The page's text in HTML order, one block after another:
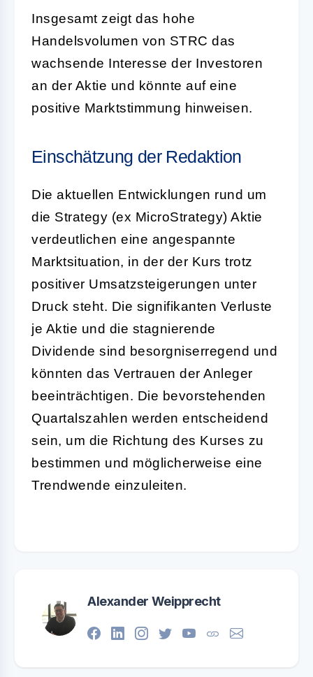
Insgesamt zeigt das hohe
Handelsvolumen von STRC das
wachsende Interesse der Investoren
an der Aktie und könnte auf eine
positive Marktstimmung hinweisen.
Einschätzung der Redaktion
Die aktuellen Entwicklungen rund um
die Strategy (ex MicroStrategy) Aktie
verdeutlichen eine angespannte
Marktsituation, in der der Kurs trotz
positiver Umsatzsteigerungen unter
Druck steht. Die signifikanten Verluste
je Aktie und die stagnierende
Dividende sind besorgniserregend und
könnten das Vertrauen der Anleger
beeinträchtigen. Die bevorstehenden
Quartalszahlen werden entscheidend
sein, um die Richtung des Kurses zu
bestimmen und möglicherweise eine
Trendwende einzuleiten.
Alexander Weipprecht